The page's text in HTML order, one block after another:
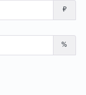
₽
%